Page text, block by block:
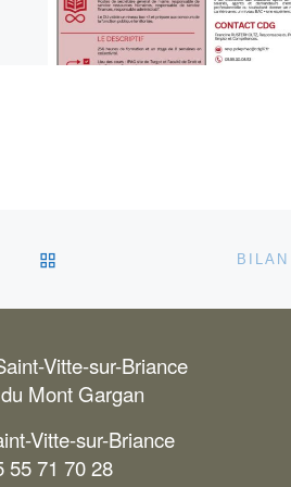
RETOUR À LA LISTE
Vitte-sur-Briance
Mont Gargan
Vitte-sur-Briance
55 71 70 28